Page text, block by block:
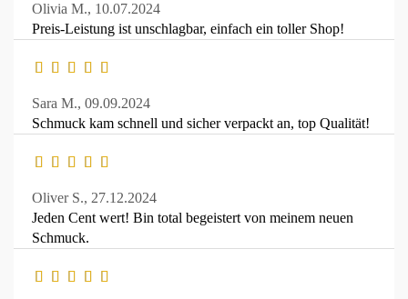
Olivia M., 10.07.2024
Preis-Leistung ist unschlagbar, einfach ein toller Shop!
Sara M., 09.09.2024
Schmuck kam schnell und sicher verpackt an, top Qualität!
Oliver S., 27.12.2024
Jeden Cent wert! Bin total begeistert von meinem neuen
Schmuck.